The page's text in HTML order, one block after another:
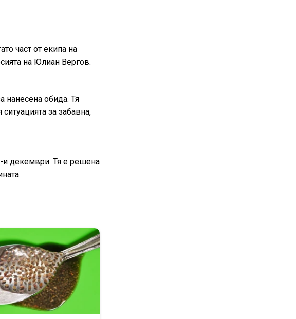
част от екипа на
на Юлиан Вергов.
нанесена обида. Тя
за забавна,
и декември. Тя е решена